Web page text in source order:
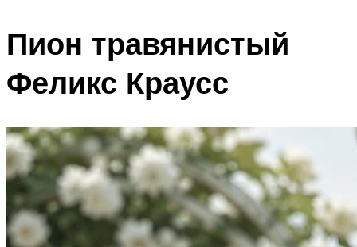
Пион травянистый
Феликс Краусс